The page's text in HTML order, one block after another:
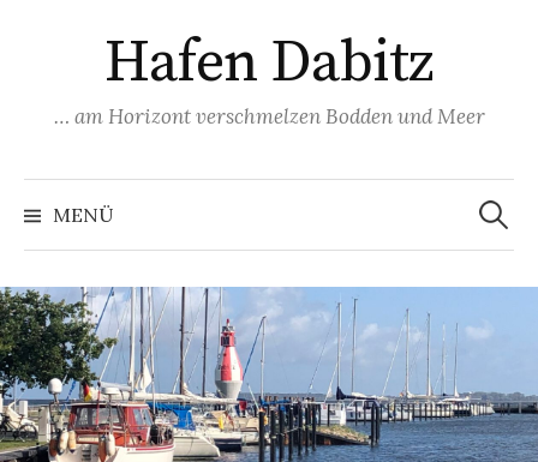
Hafen Dabitz
… am Horizont verschmelzen Bodden und Meer
MENÜ
Suchen
nach: